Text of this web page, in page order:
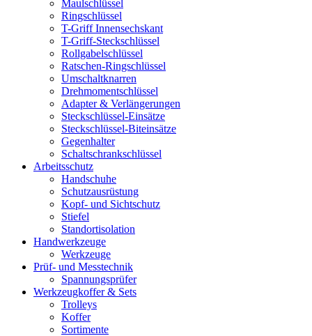
Maulschlüssel
Ringschlüssel
T-Griff Innensechskant
T-Griff-Steckschlüssel
Rollgabelschlüssel
Ratschen-Ringschlüssel
Umschaltknarren
Drehmomentschlüssel
Adapter & Verlängerungen
Steckschlüssel-Einsätze
Steckschlüssel-Biteinsätze
Gegenhalter
Schaltschrankschlüssel
Arbeitsschutz
Handschuhe
Schutzausrüstung
Kopf- und Sichtschutz
Stiefel
Standortisolation
Handwerkzeuge
Werkzeuge
Prüf- und Messtechnik
Spannungsprüfer
Werkzeugkoffer & Sets
Trolleys
Koffer
Sortimente